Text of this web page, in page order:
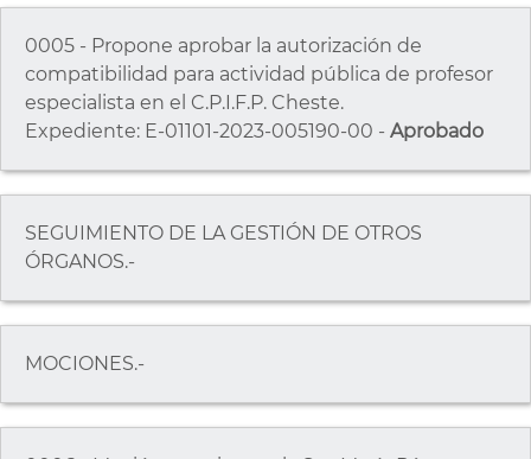
0005 - Propone aprobar la autorización de
compatibilidad para actividad pública de profesor
especialista en el C.P.I.F.P. Cheste.
Expediente: E-01101-2023-005190-00 - Aprobado
SEGUIMIENTO DE LA GESTIÓN DE OTROS
ÓRGANOS.-
MOCIONES.-